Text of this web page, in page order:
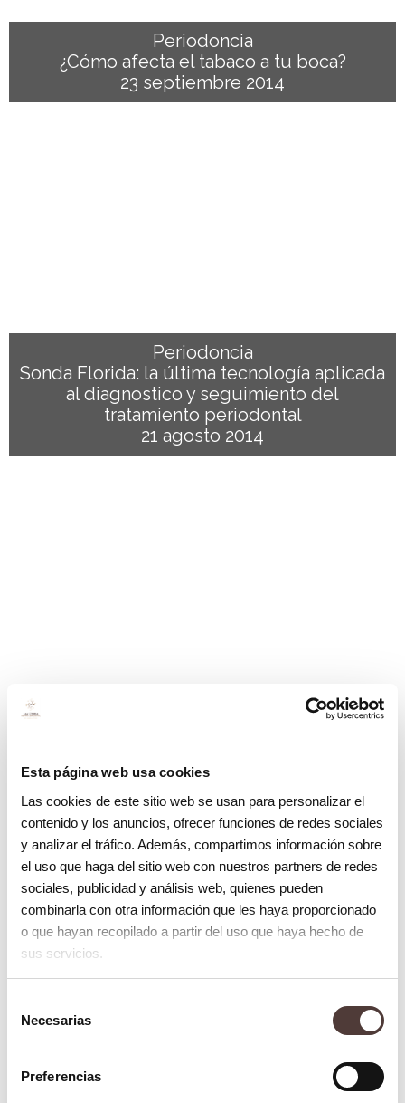
Esta página web usa cookies
Las cookies de este sitio web se usan para personalizar el
contenido y los anuncios, ofrecer funciones de redes sociales
y analizar el tráfico. Además, compartimos información sobre
el uso que haga del sitio web con nuestros partners de redes
sociales, publicidad y análisis web, quienes pueden
combinarla con otra información que les haya proporcionado
o que hayan recopilado a partir del uso que haya hecho de
sus servicios.
Necesarias
Preferencias
Periodoncia
¿Cómo afecta el tabaco a tu boca?
23 septiembre 2014
Periodoncia
Sonda Florida: la última tecnología aplicada
al diagnostico y seguimiento del
tratamiento periodontal
21 agosto 2014
Causas de oscurecimiento dental
5 características de una sonrisa bonita